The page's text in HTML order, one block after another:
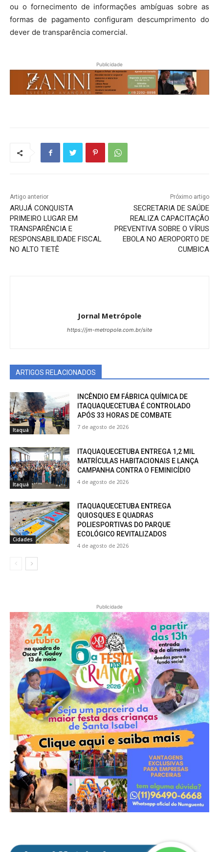
ou o fornecimento de informações ambíguas sobre as
formas de pagamento configuram descumprimento do
dever de transparência comercial.
Publicidade
Artigo anterior
ARUJÁ CONQUISTA
PRIMEIRO LUGAR EM
TRANSPARÊNCIA E
RESPONSABILIDADE FISCAL
NO ALTO TIETÊ
Próximo artigo
SECRETARIA DE SAÚDE
REALIZA CAPACITAÇÃO
PREVENTIVA SOBRE O VÍRUS
EBOLA NO AEROPORTO DE
CUMBICA
Jornal Metrópole
https://jm-metropole.com.br/site
ARTIGOS RELACIONADOS
Itaquá
INCÊNDIO EM FÁBRICA QUÍMICA DE
ITAQUAQUECETUBA É CONTROLADO
APÓS 33 HORAS DE COMBATE
7 de agosto de 2026
Itaquá
ITAQUAQUECETUBA ENTREGA 1,2 MIL
MATRÍCULAS HABITACIONAIS E LANÇA
CAMPANHA CONTRA O FEMINICÍDIO
4 de agosto de 2026
Cidades
ITAQUAQUECETUBA ENTREGA
QUIOSQUES E QUADRAS
POLIESPORTIVAS DO PARQUE
ECOLÓGICO REVITALIZADOS
4 de agosto de 2026
Publicidade